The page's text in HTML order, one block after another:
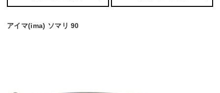
アイマ(ima) ソマリ 90